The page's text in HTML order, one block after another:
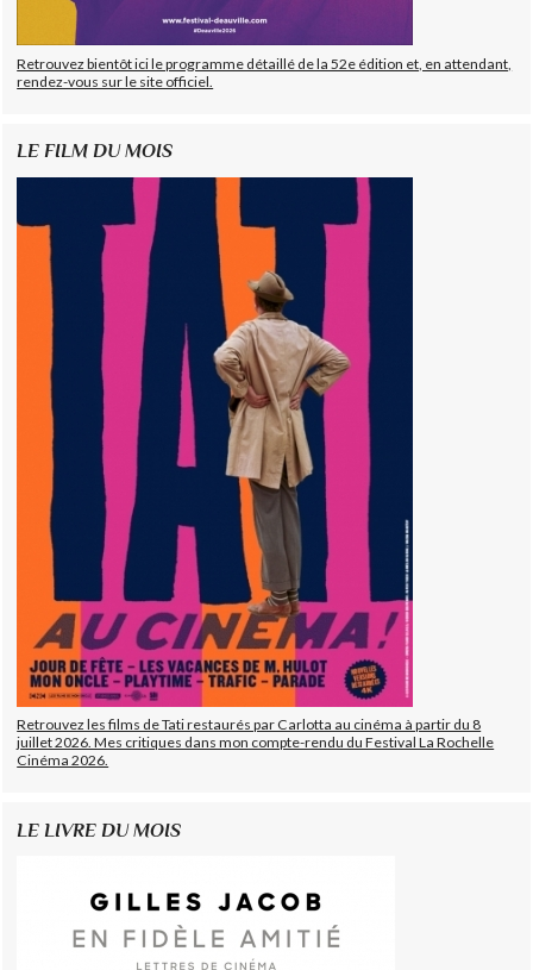
Retrouvez bientôt ici le programme détaillé de la 52e édition et, en attendant,
rendez-vous sur le site officiel.
LE FILM DU MOIS
Retrouvez les films de Tati restaurés par Carlotta au cinéma à partir du 8
juillet 2026. Mes critiques dans mon compte-rendu du Festival La Rochelle
Cinéma 2026.
LE LIVRE DU MOIS